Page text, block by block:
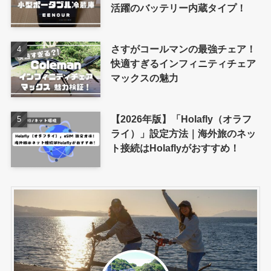
活躍のバッテリー内蔵タイプ！
さすがコールマンの最強チェア！
快適すぎるインフィニティチェア
マックスの魅力
【2026年版】「Holafly（オラフ
ライ）」設定方法｜海外旅のネッ
ト接続はHolaflyがおすすめ！